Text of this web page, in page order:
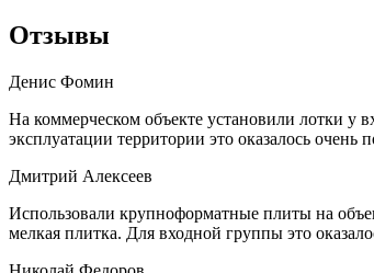
Отзывы
Денис Фомин
На коммерческом объекте установили лотки у
эксплуатации территории это оказалось очень
Дмитрий Алексеев
Использовали крупноформатные плиты на
мелкая плитка. Для входной группы это